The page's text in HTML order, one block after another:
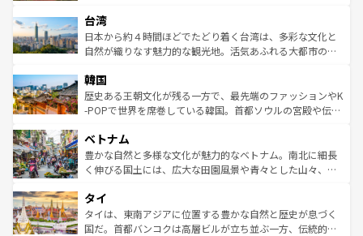
ならではの贅沢な旅のスタイルだ。 なお、新着のアメリカ
情報はコンテンツ一覧を参照してほしい。
れるおもてなしの心で訪れる人々を迎えてくれるハワイの
人々、おいしいローカルフードやハワイアンミュージッ
ク、伝統的なフラダンスなど、すべてがハワイの魅力を彩
ワイを、存分に味わってほしい。 なお、新着のハワイ情報
はコンテンツ一覧を参照してほしい。
リアリーフや大陸中央部にそびえるウルル（エアーズロッ
ク）、タスマニアの美しい原生林やケアンズの熱帯雨林な
ど、見どころがたくさん。また、カフェやワイン、オージ
いる。アクティビティも充実しており、サーフィンやダイ
ビング、ハイキングなど、アウトドア好きにはたまらな
い。オーストラリアの多彩な魅力を存分に味わいつくそ
参照してほしい。
台湾
日本から約４時間ほどでたどり着く台湾は、多彩な文化と
自然が織りなす魅力的な観光地。活気あふれる大都市の台
ン）、静ひつな山岳地帯である台湾東部など、都市の喧騒
と山間の静けさが共存しており、訪れる人に新しい発見と
驚きをもたらしてくれる。また、奥深い台湾の食文化も魅
容にもいいと評判のスイーツなど、バラエティ豊かな料理
が味わえる。 なお、新着の台湾情報は コンテンツ一覧を参
照してほしい。
韓国
歴史ある王朝文化が残る一方で、最先端のファッションやK
-POPで世界を席巻している韓国。首都ソウルの宮殿や伝統
き、地方に足を延ばせば四季折々の自然美を楽しむことが
できる。そして、キムチや焼肉、絶品のストリートフード
まで、さまざまな韓国料理が待っている。夜には、韓国な
リティに包まれながら、韓国の多彩な魅力を心ゆくまで味
わってみてほしい。 なお、新着の韓国情報はコンテンツ一
覧を参照してほしい。
ベトナム
豊かな自然と多様な文化が魅力的なベトナム。南北に細長
く伸びる国土には、広大な田園風景や青々とした山々、世
急速な発展と共に伝統が息づく。ハノイの古い町並みやホ
ーチミン市のフランス統治時代の建物も、独特の雰囲気を
醸し出している。また、バラエティの豊かさとおいしさで
タイ
タイは、東南アジアに位置する豊かな自然と歴史が息づく
国だ。首都バンコクは高層ビルが立ち並ぶ一方、伝統的な